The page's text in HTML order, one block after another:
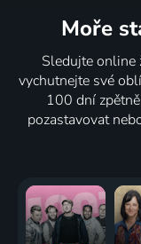
Moře
Sledujte online
vychutnejte své
100 dní
pozastavovat